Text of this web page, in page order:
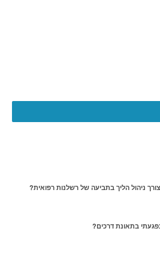
ניהול הליך בתביעה של רשלנות רפואית?
בתאונת דרכים?